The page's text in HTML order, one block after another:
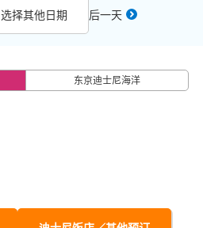
选择其他日期 后一天
东京迪士尼海洋